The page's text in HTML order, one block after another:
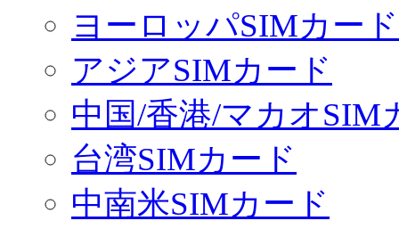
ヨーロッパSIMカード
アジアSIMカード
中国/香港/マカオSIM
台湾SIMカード
中南米SIMカード